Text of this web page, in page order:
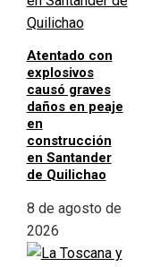
Atentado con
explosivos
causó graves
daños en peaje
en
construcción
en Santander
de Quilichao
8 de agosto de
2026